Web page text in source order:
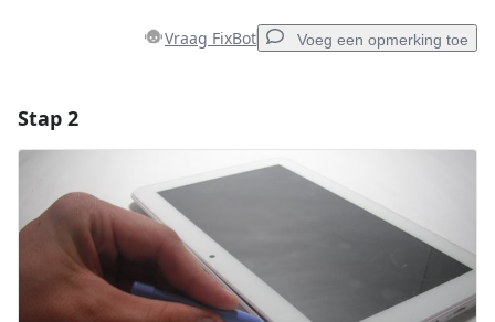
Vraag FixBot Voeg een opmerking toe
Voeg opmerking toe
Annuleren
Stap 2